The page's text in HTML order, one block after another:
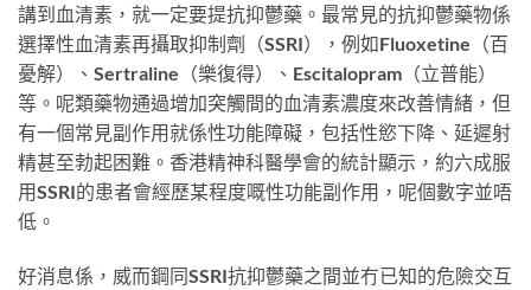
講到血清素，就一定要提抗抑鬱藥。最常見的抗抑鬱藥物係
選擇性血清素再攝取抑制劑（SSRI），例如Fluoxetine（百
憂解）、Sertraline（樂復得）、Escitalopram（立普能）
等。呢類藥物通過增加突觸間的血清素濃度來改善情緒，但
有一個常見副作用就係性功能障礙，包括性慾下降、延遲射
精甚至勃起困難。香港精神科醫學會的統計顯示，約六成服
用SSRI的患者會經歷某程度嘅性功能副作用，呢個數字並唔
低。
好消息係，威而鋼同SSRI抗抑鬱藥之間並冇已知的危險交互